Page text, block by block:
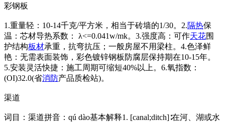
彩钢板
1.重量轻：10-14千克/平方米，相当于砖墙的1/30。2.隔热保
温：芯材导热系数： λ<=0.041w/mk。3.强度高：可作天花围
护结构板材承重，抗弯抗压；一般房屋不用梁柱。4.色泽鲜
艳：无需表面装饰，彩色镀锌钢板防腐层保持期在10-15年。
5.安装灵活快捷：施工周期可缩短40%以上。6.氧指数：
(OI)32.0(省消防产品质检站)。
渠道
词目：渠道拼音：qú dào基本解释1. [canal;ditch]∶在河、湖或水